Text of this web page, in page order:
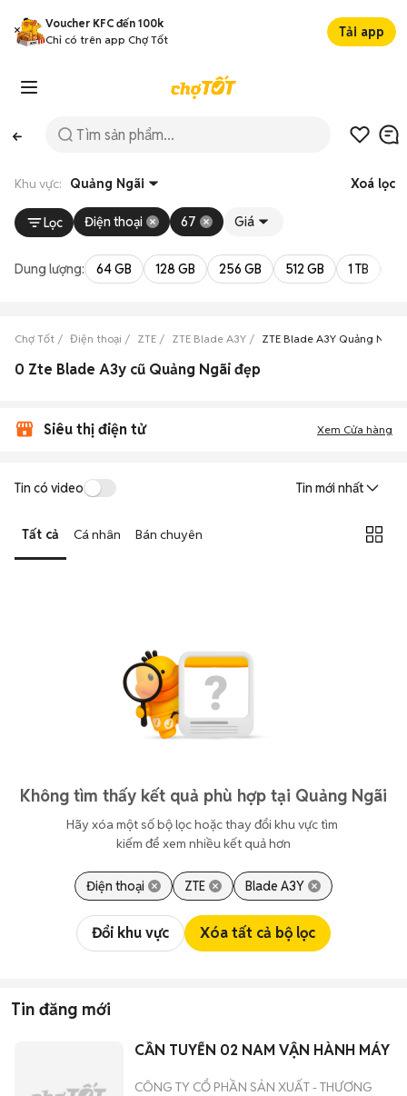
Voucher KFC đến 100k
Chỉ có trên app Chợ Tốt
Tải app
Khu vực: Quảng Ngãi Xoá lọc
Lọc Điện thoại 67 Giá
Dung lượng: 64 GB 128 GB 256 GB 512 GB 1 TB
Chợ Tốt Điện thoại ZTE ZTE Blade A3Y ZTE Blade A3Y Quảng Ngãi
0 Zte Blade A3y cũ Quảng Ngãi đẹp
Siêu thị điện tử Xem Cửa hàng
Tin có video Tin mới nhất
Tất cả Cá nhân Bán chuyên
Không tìm thấy kết quả phù hợp tại Quảng Ngãi
Hãy xóa một số bộ lọc hoặc thay đổi khu vực tìm
kiếm để xem nhiều kết quả hơn
Điện thoại ZTE Blade A3Y
Đổi khu vực Xóa tất cả bộ lọc
Tin đăng mới
CẦN TUYỂN 02 NAM VẬN HÀNH MÁY
CÔNG TY CỔ PHẦN SẢN XUẤT - THƯƠNG